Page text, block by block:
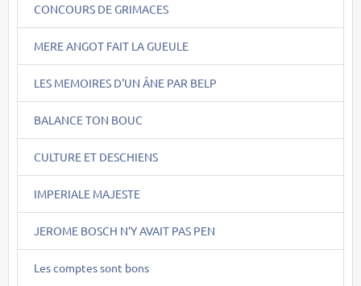
CONCOURS DE GRIMACES
MERE ANGOT FAIT LA GUEULE
LES MEMOIRES D'UN ÂNE PAR BELP
BALANCE TON BOUC
CULTURE ET DESCHIENS
IMPERIALE MAJESTE
JEROME BOSCH N'Y AVAIT PAS PEN
Les comptes sont bons